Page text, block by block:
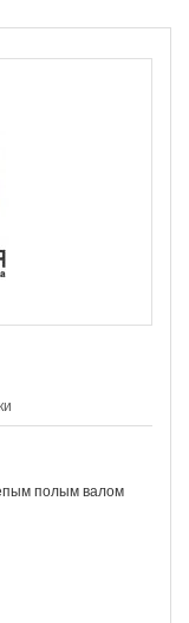
полым валом